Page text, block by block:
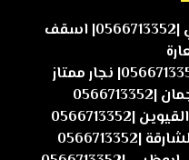
تركيب فورسيلنج في دبي |0566713352| اسقف